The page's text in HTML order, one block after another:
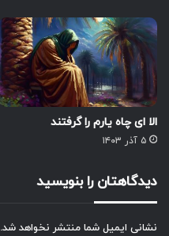
الا ای چاه یارم را گرفتند
۵ آذر ۱۴۰۳
دیدگاهتان را بنویسید
نشانی ایمیل شما منتشر نخواهد شد.